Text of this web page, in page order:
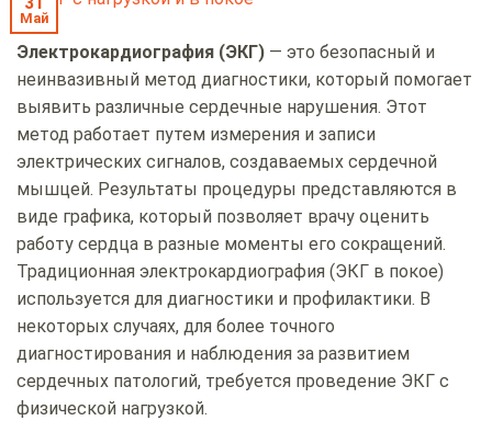
Май
Электрокардиография (ЭКГ) — это безопасный и
неинвазивный метод диагностики, который помогает
выявить различные сердечные нарушения. Этот
метод работает путем измерения и записи
электрических сигналов, создаваемых сердечной
мышцей. Результаты процедуры представляются в
виде графика, который позволяет врачу оценить
работу сердца в разные моменты его сокращений.
Традиционная электрокардиография (ЭКГ в покое)
используется для диагностики и профилактики. В
некоторых случаях, для более точного
диагностирования и наблюдения за развитием
сердечных патологий, требуется проведение ЭКГ с
физической нагрузкой.